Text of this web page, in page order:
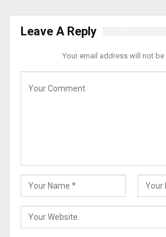
Leave A Reply
Your email address will not be